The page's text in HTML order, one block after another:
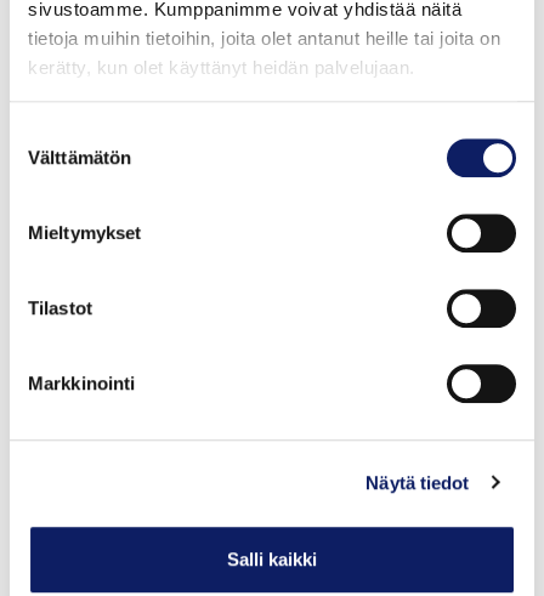
sivustoamme. Kumppanimme voivat yhdistää näitä
tietoja muihin tietoihin, joita olet antanut heille tai joita on
kerätty, kun olet käyttänyt heidän palvelujaan.
valinta
Välttämätön
Mieltymykset
Tilastot
Markkinointi
Näytä tiedot
Salli kaikki
Tuoreita munia 10